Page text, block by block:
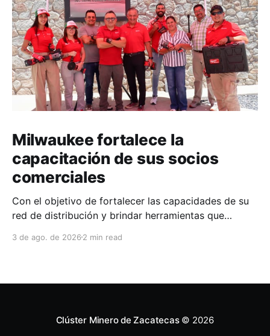
Milwaukee fortalece la
capacitación de sus socios
comerciales
Con el objetivo de fortalecer las capacidades de su
red de distribución y brindar herramientas que
técnico, Milwaukee llevó a cabo una capacitación
distribuidor FiZac. La
3 de ago. de 2026 2 min read
Clúster Minero de Zacatecas© 2026